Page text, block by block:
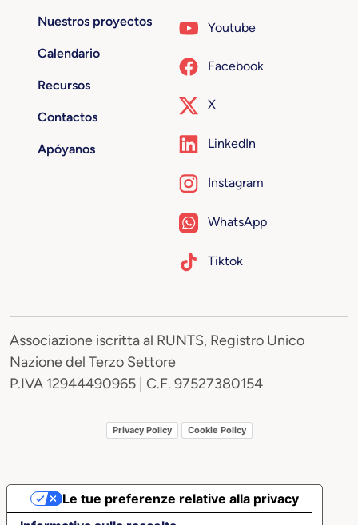
Nuestros proyectos
Calendario
Recursos
Contactos
Apóyanos
Youtube
Facebook
X
LinkedIn
Instagram
WhatsApp
Tiktok
Associazione iscritta al RUNTS, Registro Unico
Nazione del Terzo Settore
P.IVA 12944490965 | C.F. 97527380154
Privacy Policy Cookie Policy
Le tue preferenze relative alla privacy